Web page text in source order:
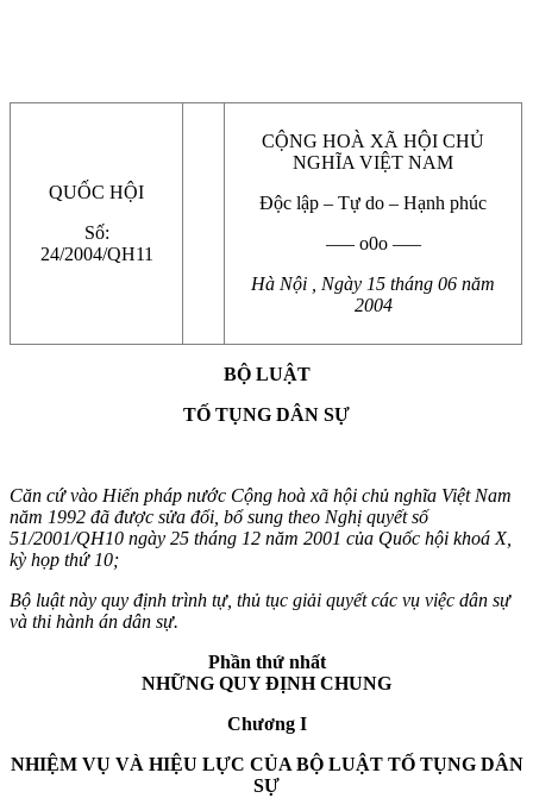
QUỐC HỘI
Số:
24/2004/QH11
CỘNG HOÀ XÃ HỘI CHỦ
NGHĨA VIỆT NAM
Độc lập – Tự do – Hạnh phúc
—– o0o —–
Hà Nội , Ngày 15 tháng 06 năm
2004
BỘ LUẬT
TỐ TỤNG DÂN SỰ
Căn cứ vào Hiến pháp nước Cộng hoà xã hội chủ nghĩa Việt Nam
năm 1992 đã được sửa đổi, bổ sung theo Nghị quyết số
51/2001/QH10 ngày 25 tháng 12 năm 2001 của Quốc hội khoá X,
kỳ họp thứ 10;
Bộ luật này quy định trình tự, thủ tục giải quyết các vụ việc dân sự
và thi hành án dân sự.
Phần thứ nhất
NHỮNG QUY ĐỊNH CHUNG
Chương I
NHIỆM VỤ VÀ HIỆU LỰC CỦA BỘ LUẬT TỐ TỤNG DÂN
SỰ